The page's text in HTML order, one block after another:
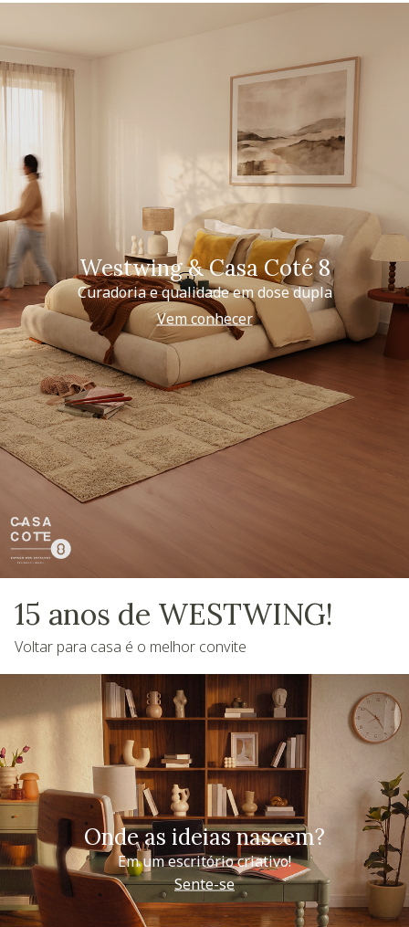
Westwing & Casa Coté 8
Curadoria e qualidade em dose dupla
Vem conhecer
15 anos de WESTWING!
Voltar para casa é o melhor convite
Onde as ideias nascem?
Em um escritório criativo!
Sente-se